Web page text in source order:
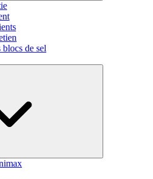
de sel